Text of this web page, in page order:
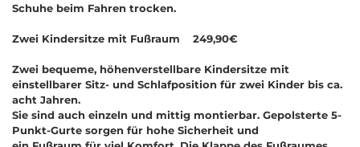
Schuhe beim Fahren trocken.
Zwei Kindersitze mit Fußraum 249,90€
Zwei bequeme, höhenverstellbare Kindersitze mit
einstellbarer Sitz- und Schlafposition für zwei Kinder bis ca.
acht Jahren.
Sie sind auch einzeln und mittig montierbar. Gepolsterte 5-
Punkt-Gurte sorgen für hohe Sicherheit und